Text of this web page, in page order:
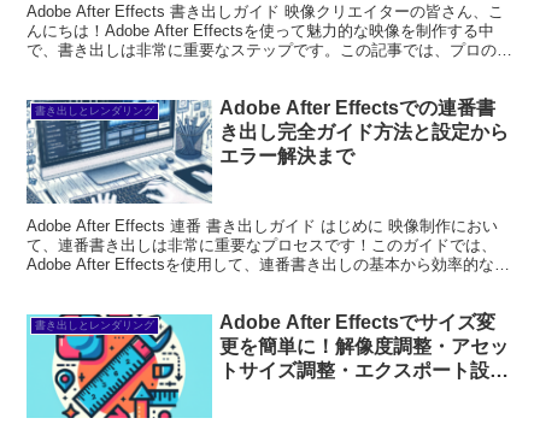
Adobe After Effects 書き出しガイド 映像クリエイターの皆さん、こ
んにちは！Adobe After Effectsを使って魅力的な映像を制作する中
で、書き出しは非常に重要なステップです。この記事では、プロの視
書き出しとレンダリング
Adobe After Effectsでの連番書
き出し完全ガイド方法と設定から
エラー解決まで
Adobe After Effects 連番 書き出しガイド はじめに 映像制作におい
て、連番書き出しは非常に重要なプロセスです！このガイドでは、
Adobe After Effectsを使用して、連番書き出しの基本から効率的な作
書き出しとレンダリング
Adobe After Effectsでサイズ変
更を簡単に！解像度調整・アセッ
トサイズ調整・エクスポート設定